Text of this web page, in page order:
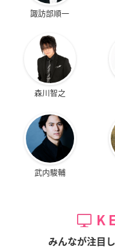
諏訪部順一
森川智之
武内駿輔
みんなが注目